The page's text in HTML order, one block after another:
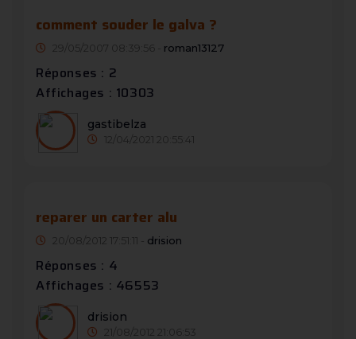
comment souder le galva ?
29/05/2007 08:39:56 - roman13127
Réponses : 2
Affichages : 10303
gastibelza
12/04/2021 20:55:41
reparer un carter alu
20/08/2012 17:51:11 - drision
Réponses : 4
Affichages : 46553
drision
21/08/2012 21:06:53